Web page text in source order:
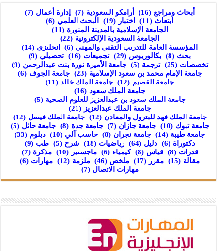
أبحاث ومراجع (16) أرامكو السعودية (7) إدارة أعمال (7)
ابتعاث (11) اختبار (19) البحث العلمي (6)
الجامعة الإسلامية بالمدينة المنورة (11)
الجامعة السعودية الإلكترونية (22)
المؤسسة العامة للتدريب التقني والمهني (6) انجليزي (14)
بحث (8) بكالوريوس (29) تجميعات (16) تحصيلي (9)
تخصصات (25) ترجمة (5) جامعة الأميرة نورة بنت عبدالرحمن (9)
جامعة الإمام محمد بن سعود الإسلامية (23) جامعة الجوف (6)
جامعة القصيم (12) جامعة الملك خالد (11)
جامعة الملك سعود (16)
جامعة الملك سعود بن عبدالعزيز للعلوم الصحية (5)
جامعة الملك عبدالعزيز (21)
جامعة الملك فهد للبترول والمعادن (12) جامعة الملك فيصل (12)
جامعة تبوك (10) جامعة جازان (7) جامعة جدة (8) جامعة حائل (5)
جامعة طيبة (14) جامعة نجران (8) حاسب آلي (10) دبلوم (33)
دكتوراة (6) دليل (64) رياضيات (18) شرح (5) طب (9)
قدرات (8) قياس (8) كيمياء (6) ماجستير (10) مذكرة (7)
مقالة (15) مقرر (17) ملخص (46) ملزمة (12) مهارات (6)
مهارات الاتصال (7)